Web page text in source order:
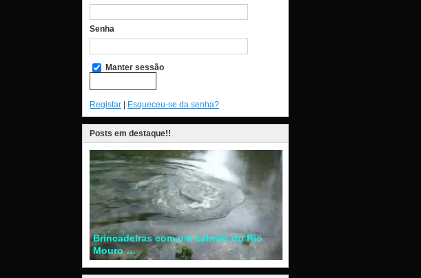
Senha
Manter sessão
Registar | Esqueceu-se da senha?
Posts em destaque!!
Brincadeiras com um salmão do Rio
Mouro …